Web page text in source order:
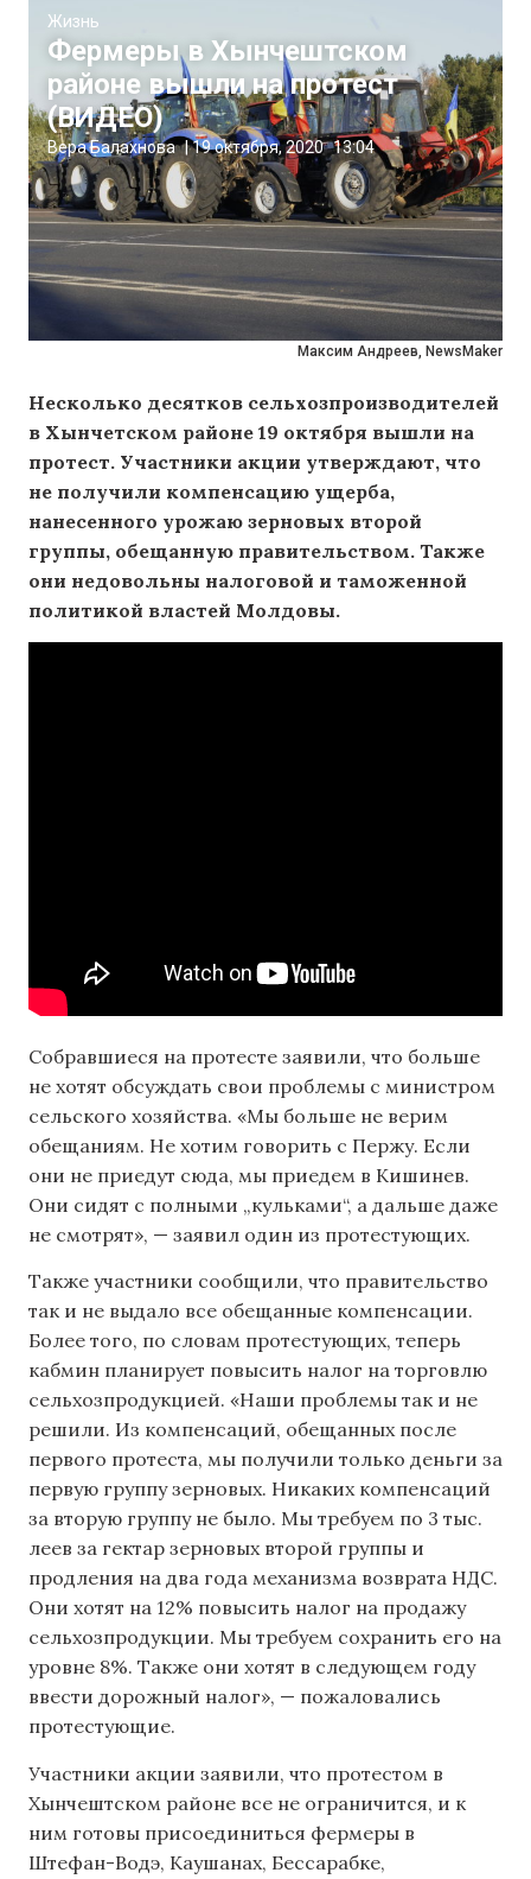
Максим Андреев, NewsMaker
Жизнь
Фермеры в Хынчештском
районе вышли на протест
(ВИДЕО)
Вера Балахнова |19 октября, 2020 13:04
Несколько десятков сельхозпроизводителей
в Хынчетском районе 19 октября вышли на
протест. Участники акции утверждают, что
не получили компенсацию ущерба,
нанесенного урожаю зерновых второй
группы, обещанную правительством. Также
они недовольны налоговой и таможенной
политикой властей Молдовы.
Собравшиеся на протесте заявили, что больше
не хотят обсуждать свои проблемы с министром
сельского хозяйства. «Мы больше не верим
обещаниям. Не хотим говорить с Пержу. Если
они не приедут сюда, мы приедем в Кишинев.
Они сидят с полными „кульками“, а дальше даже
не смотрят», — заявил один из протестующих.
Также участники сообщили, что правительство
так и не выдало все обещанные компенсации.
Более того, по словам протестующих, теперь
кабмин планирует повысить налог на торговлю
сельхозпродукцией. «Наши проблемы так и не
решили. Из компенсаций, обещанных после
первого протеста, мы получили только деньги за
первую группу зерновых. Никаких компенсаций
за вторую группу не было. Мы требуем по 3 тыс.
леев за гектар зерновых второй группы и
продления на два года механизма возврата НДС.
Они хотят на 12% повысить налог на продажу
сельхозпродукции. Мы требуем сохранить его на
уровне 8%. Также они хотят в следующем году
ввести дорожный налог», — пожаловались
протестующие.
Участники акции заявили, что протестом в
Хынчештском районе все не ограничится, и к
ним готовы присоединиться фермеры в
Штефан-Водэ, Каушанах, Бессарабке,